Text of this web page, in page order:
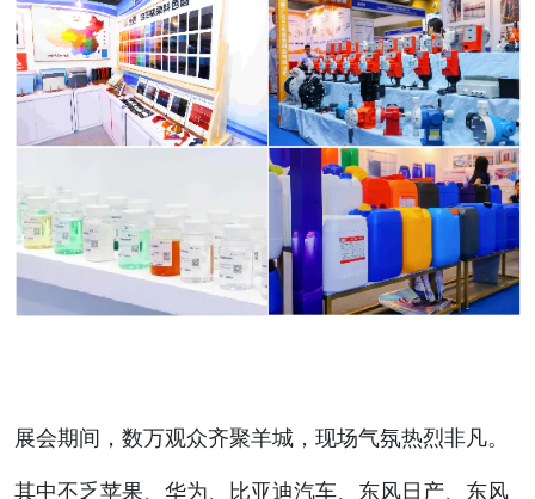
展会期间，数万观众齐聚羊城，现场气氛热烈非凡。
其中不乏苹果、华为、比亚迪汽车、东风日产、东风